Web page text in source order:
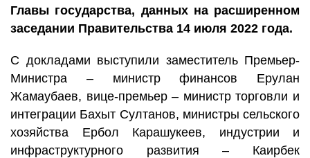
Главы государства, данных на расширенном
заседании Правительства 14 июля 2022 года.
С докладами выступили заместитель Премьер-
Министра – министр финансов Ерулан
Жамаубаев, вице-премьер – министр торговли и
интеграции Бахыт Султанов, министры сельского
хозяйства Ербол Карашукеев, индустрии и
инфраструктурного развития – Каирбек